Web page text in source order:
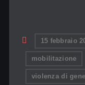
15 febbraio
mobilitazione
violenza di